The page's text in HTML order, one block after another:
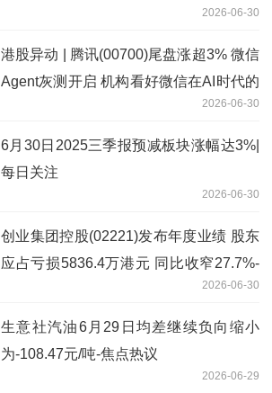
2026-06-30
港股异动 | 腾讯(00700)尾盘涨超3% 微信
Agent灰测开启 机构看好微信在AI时代的
2026-06-30
6月30日2025三季报预减板块涨幅达3%|
每日关注
2026-06-30
创业集团控股(02221)发布年度业绩 股东
应占亏损5836.4万港元 同比收窄27.7%-
2026-06-30
生意社汽油6月29日均差继续负向缩小
为-108.47元/吨-焦点热议
2026-06-29